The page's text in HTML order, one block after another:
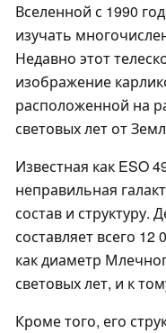
Вселенной с 1990
изучать
Недавно этот
изображение
расположенной на
световых лет от
Известная как ESO
неправильная
состав и структуру.
составляет всего 12
как диаметр
световых лет, и к
Кроме того, его